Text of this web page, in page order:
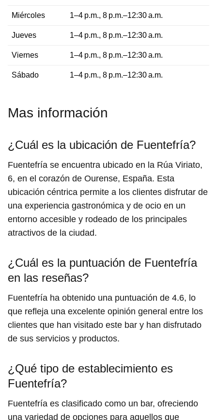
Miércoles 1–4 p.m., 8 p.m.–12:30 a.m.
Jueves 1–4 p.m., 8 p.m.–12:30 a.m.
Viernes 1–4 p.m., 8 p.m.–12:30 a.m.
Sábado 1–4 p.m., 8 p.m.–12:30 a.m.
Mas información
¿Cuál es la ubicación de Fuentefría?
Fuentefría se encuentra ubicado en la Rúa Viriato,
6, en el corazón de Ourense, España. Esta
ubicación céntrica permite a los clientes disfrutar de
una experiencia gastronómica y de ocio en un
entorno accesible y rodeado de los principales
atractivos de la ciudad.
¿Cuál es la puntuación de Fuentefría
en las reseñas?
Fuentefría ha obtenido una puntuación de 4.6, lo
que refleja una excelente opinión general entre los
clientes que han visitado este bar y han disfrutado
de sus servicios y productos.
¿Qué tipo de establecimiento es
Fuentefría?
Fuentefría es clasificado como un bar, ofreciendo
una variedad de opciones para aquellos que